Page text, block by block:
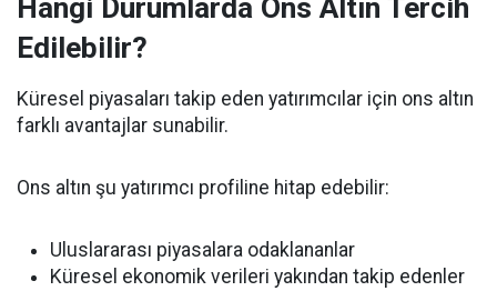
Hangi Durumlarda Ons Altın Tercih
Edilebilir?
Küresel piyasaları takip eden yatırımcılar için ons altın
farklı avantajlar sunabilir.
Ons altın şu yatırımcı profiline hitap edebilir:
Uluslararası piyasalara odaklananlar
Küresel ekonomik verileri yakından takip edenler